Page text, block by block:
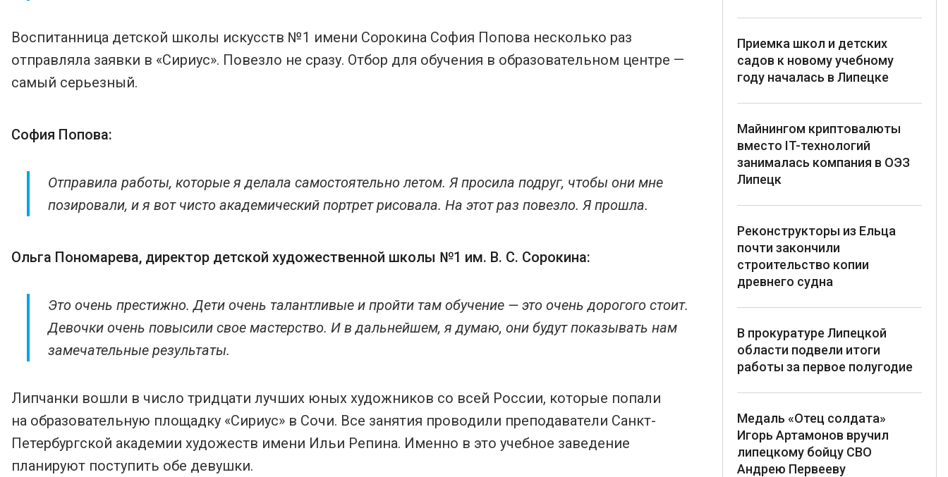
Воспитанница детской школы искусств №1 имени Сорокина София Попова несколько раз
отправляла заявки в «Сириус». Повезло не сразу. Отбор для обучения в образовательном центре —
самый серьезный.
София Попова:
Отправила работы, которые я делала самостоятельно летом. Я просила подруг, чтобы они мне
позировали, и я вот чисто академический портрет рисовала. На этот раз повезло. Я прошла.
Ольга Пономарева, директор детской художественной школы №1 им. В. С. Сорокина:
Это очень престижно. Дети очень талантливые и пройти там обучение — это очень дорогого стоит.
Девочки очень повысили свое мастерство. И в дальнейшем, я думаю, они будут показывать нам
замечательные результаты.
Липчанки вошли в число тридцати лучших юных художников со всей России, которые попали
на образовательную площадку «Сириус» в Сочи. Все занятия проводили преподаватели Санкт-
Петербургской академии художеств имени Ильи Репина. Именно в это учебное заведение
планируют поступить обе девушки.
Приемка школ и детских
садов к новому учебному
году началась в Липецке
Майнингом криптовалюты
вместо IT-технологий
занималась компания в ОЭЗ
Липецк
Реконструкторы из Ельца
почти закончили
строительство копии
древнего судна
В прокуратуре Липецкой
области подвели итоги
работы за первое полугодие
Медаль «Отец солдата»
Игорь Артамонов вручил
липецкому бойцу СВО
Андрею Первееву